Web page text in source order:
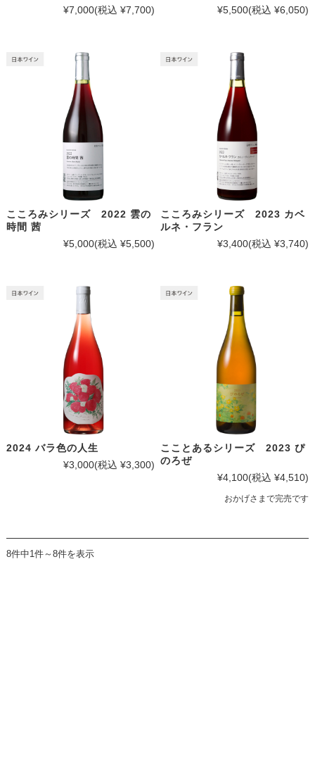
¥7,000(税込 ¥7,700)
¥5,500(税込 ¥6,050)
こころみシリーズ 2022 雲の
時間 茜
¥5,000(税込 ¥5,500)
こころみシリーズ 2023 カベ
ルネ・フラン
¥3,400(税込 ¥3,740)
2024 バラ色の人生
¥3,000(税込 ¥3,300)
こことあるシリーズ 2023 ぴ
のろぜ
¥4,100(税込 ¥4,510)
おかげさまで完売です
8件中1件～8件を表示